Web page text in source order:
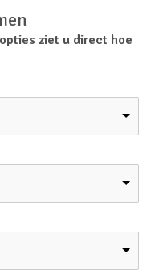
ziet u direct hoe